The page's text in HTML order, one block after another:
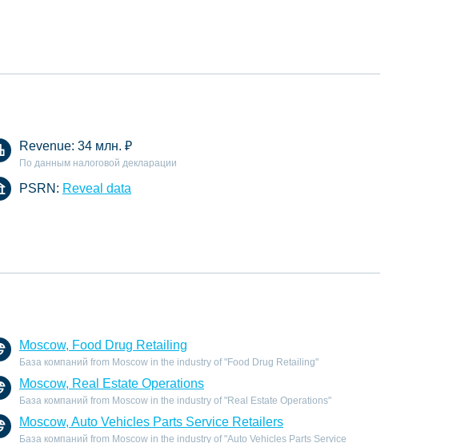
Revenue: 34 млн. ₽
По данным налоговой декларации
PSRN: Reveal data
Moscow, Food Drug Retailing
База компаний from Moscow in the industry of "Food Drug Retailing"
Moscow, Real Estate Operations
База компаний from Moscow in the industry of "Real Estate Operations"
Moscow, Auto Vehicles Parts Service Retailers
База компаний from Moscow in the industry of "Auto Vehicles Parts Service